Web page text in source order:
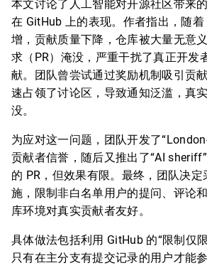
本文讨论了人工智能对开源社区带来
在 GitHub 上的表现。作者指出，随
增，贡献质量下降，仓库被大量无意
求（PR）淹没，严重干扰了真正开发
献。团队曾尝试通过奖励机制吸引贡
速占领了讨论区，导致通知泛滥，真
没。
为应对这一问题，团队开发了
贡献者信誉，随后又推出了“AI
的 PR，但效果有限。最终，团队决
施，限制非白名单用户的提问、评论
库环境对真实贡献者友好。
具体做法包括利用 GitHub 的“限制仅
只有在主分支有提交记录的用户才能